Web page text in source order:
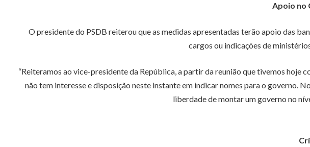
Apoio no
O presidente do PSDB reiterou que as medidas apresentadas terão apoio das
cargos ou indicações de
“Reiteramos ao vice-presidente da República, a partir da reunião que tivemos hoje
não tem interesse e disposição neste instante em indicar nomes para o governo.
liberdade de montar um governo no